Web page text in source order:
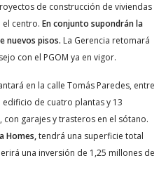
de construcción de viviendas
el centro. En conjunto supondrán la
nuevos pisos. La Gerencia retomará
con el PGOM ya en vigor.
en la calle Tomás Paredes, entre
edificio de cuatro plantas y 13
garajes y trasteros en el sótano.
Homes,tendrá una superficie total
una inversión de 1,25 millones de